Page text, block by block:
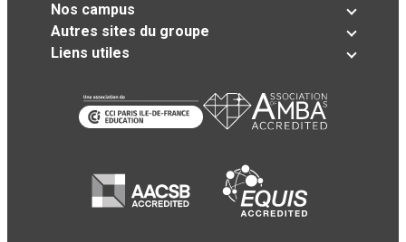
Nos campus
Autres sites du groupe
Liens utiles